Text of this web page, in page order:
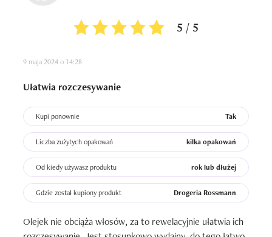
5 / 5
9 maja 2024 o 14:28
Ułatwia rozczesywanie
Kupi ponownie Tak
Liczba zużytych opakowań kilka opakowań
Od kiedy używasz produktu rok lub dłużej
Gdzie został kupiony produkt Drogeria Rossmann
Olejek nie obciąża włosów, za to rewelacyjnie ułatwia ich